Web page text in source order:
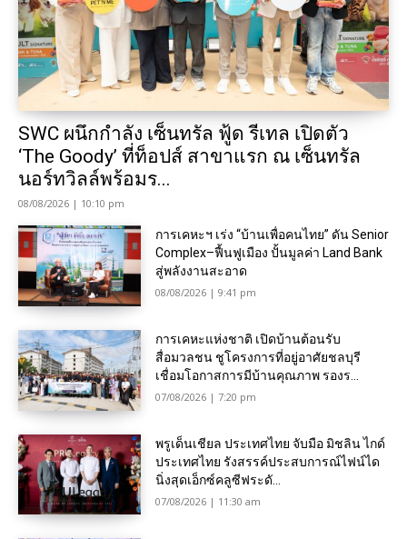
SWC ผนึกกำลัง เซ็นทรัล ฟู้ด รีเทล เปิดตัว
‘The Goody’ ที่ท็อปส์ สาขาแรก ณ เซ็นทรัล
นอร์ทวิลล์พร้อมร...
08/08/2026 | 10:10 pm
การเคหะฯ เร่ง “บ้านเพื่อคนไทย” ดัน Senior
Complex–ฟื้นฟูเมือง ปั้นมูลค่า Land Bank
สู่พลังงานสะอาด
08/08/2026 | 9:41 pm
การเคหะแห่งชาติ เปิดบ้านต้อนรับ
สื่อมวลชน ชูโครงการที่อยู่อาศัยชลบุรี
เชื่อมโอกาสการมีบ้านคุณภาพ รองร...
07/08/2026 | 7:20 pm
พรูเด็นเชียล ประเทศไทย จับมือ มิชลิน ไกด์
ประเทศไทย รังสรรค์ประสบการณ์ไฟน์ได
นิ่งสุดเอ็กซ์คลูซีฟระดั...
07/08/2026 | 11:30 am